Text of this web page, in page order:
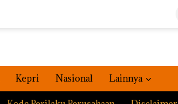
Kepri Nasional Lainnya